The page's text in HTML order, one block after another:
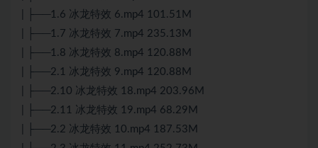
| ├──1.6 冰龙特效 6.mp4 101.51M
| ├──1.7 冰龙特效 7.mp4 235.13M
| ├──1.8 冰龙特效 8.mp4 120.88M
| ├──2.1 冰龙特效 9.mp4 120.88M
| ├──2.10 冰龙特效 18.mp4 203.96M
| ├──2.11 冰龙特效 19.mp4 68.29M
| ├──2.2 冰龙特效 10.mp4 187.53M